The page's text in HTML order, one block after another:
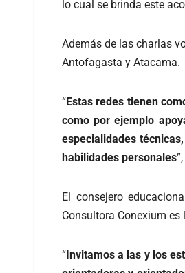
lo cual se brinda este
Además de las charlas
Antofagasta y Atacama.
“Estas redes tienen
como por ejemplo
especialidades
habilidades personales
El consejero
Consultora Conexium
“Invitamos a las y los